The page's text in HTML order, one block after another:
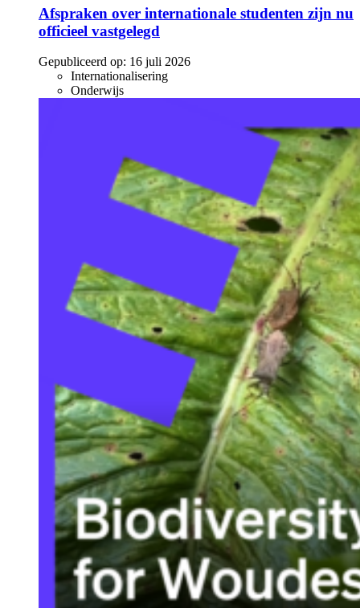
Afspraken over internationale studenten zijn nu
officieel vastgelegd
Gepubliceerd op: 16 juli 2026
Internationalisering
Onderwijs